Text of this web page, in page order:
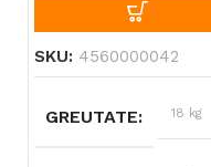
SKU: 4560000042
GREUTATE 18 kg